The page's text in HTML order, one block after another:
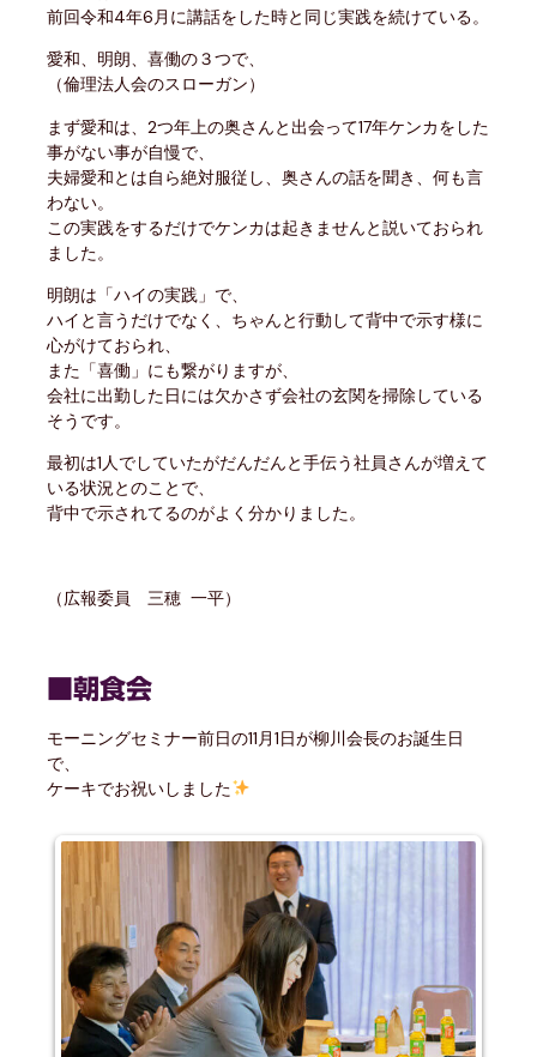
前回令和4年6月に講話をした時と同じ実践を続けている。
愛和、明朗、喜働の３つで、
（倫理法人会のスローガン）
まず愛和は、2つ年上の奥さんと出会って17年ケンカをした
事がない事が自慢で、
夫婦愛和とは自ら絶対服従し、奥さんの話を聞き、何も言
わない。
この実践をするだけでケンカは起きませんと説いておられ
ました。
明朗は「ハイの実践」で、
ハイと言うだけでなく、ちゃんと行動して背中で示す様に
心がけておられ、
また「喜働」にも繋がりますが、
会社に出勤した日には欠かさず会社の玄関を掃除している
そうです。
最初は1人でしていたがだんだんと手伝う社員さんが増えて
いる状況とのことで、
背中で示されてるのがよく分かりました。
（広報委員 三穂 一平）
■朝食会
モーニングセミナー前日の11月1日が柳川会長のお誕生日
で、
ケーキでお祝いしました